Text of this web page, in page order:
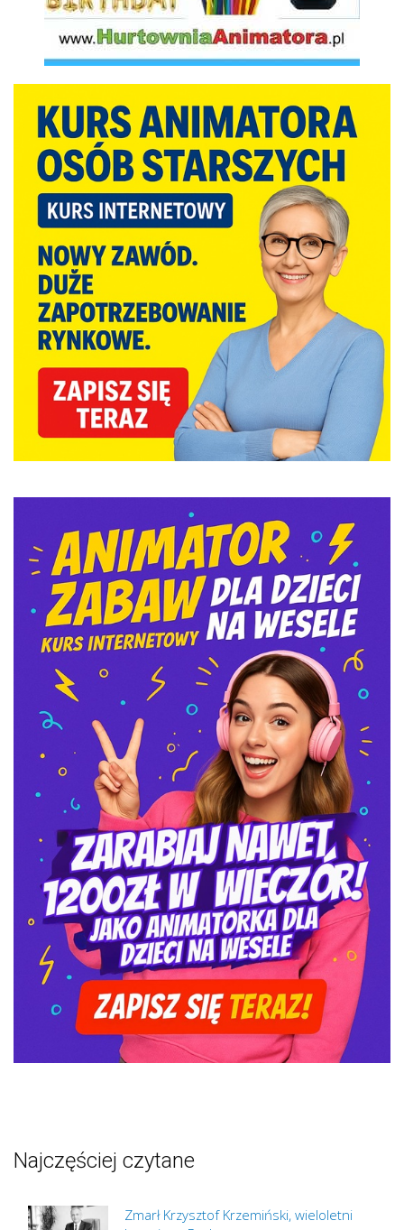
Najczęściej czytane
Zmarł Krzysztof Krzemiński, wieloletni